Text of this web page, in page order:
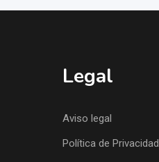
Legal
Aviso legal
Política de Privacidad